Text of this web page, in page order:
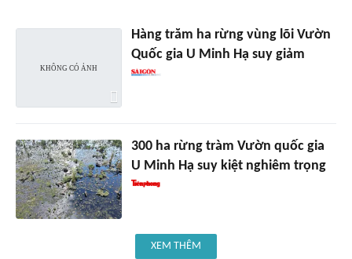
Hàng trăm ha rừng vùng lõi Vườn
Quốc gia U Minh Hạ suy giảm
300 ha rừng tràm Vườn quốc gia
U Minh Hạ suy kiệt nghiêm trọng
XEM THÊM